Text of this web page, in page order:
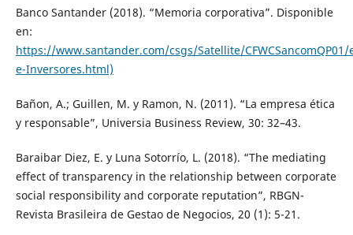
Banco Santander (2018). “Memoria corporativa”. Disponible
en:
https://www.santander.com/csgs/Satellite/CFWCSancomQP01/
e-Inversores.html)
Bañon, A.; Guillen, M. y Ramon, N. (2011). “La empresa ética
y responsable”, Universia Business Review, 30: 32–43.
Baraibar Diez, E. y Luna Sotorrío, L. (2018). “The mediating
effect of transparency in the relationship between corporate
social responsibility and corporate reputation”, RBGN-
Revista Brasileira de Gestao de Negocios, 20 (1): 5-21.